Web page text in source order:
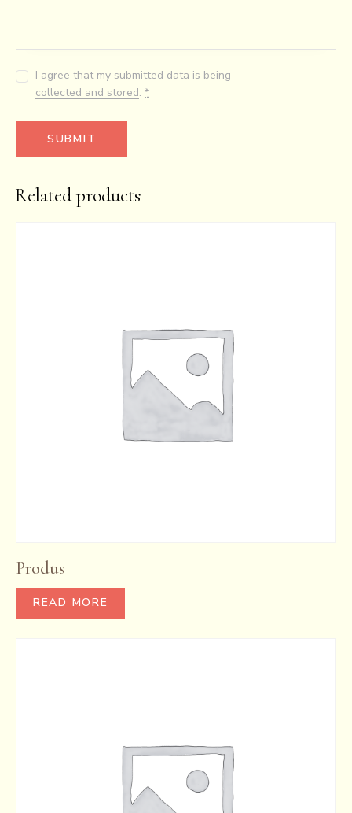
I agree that my submitted data is being
collected and stored.*
Related products
Produs
READ MORE